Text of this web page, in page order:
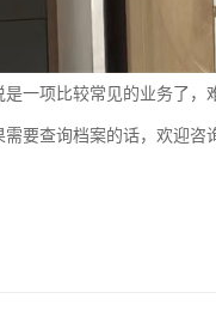
一项比较常见的业务了
要查询档案的话，欢迎咨